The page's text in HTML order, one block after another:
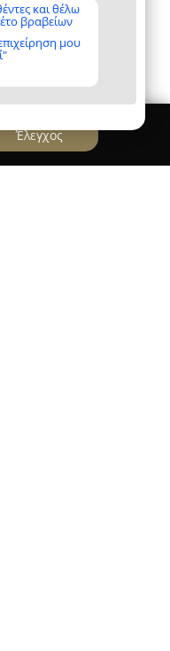
και θέλω
βραβείων
μου
Έλεγχος